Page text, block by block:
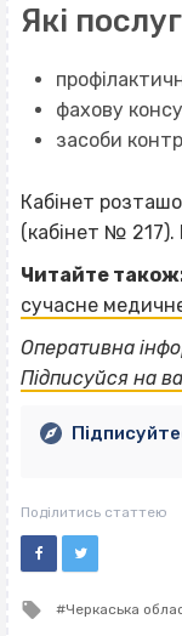
Які
фахову
засоби
Кабінет
(кабінет № 217).
Читайте
сучасне
Оперативна
Підписуйся на
Поділитись статтею
Tagged
Черкаська